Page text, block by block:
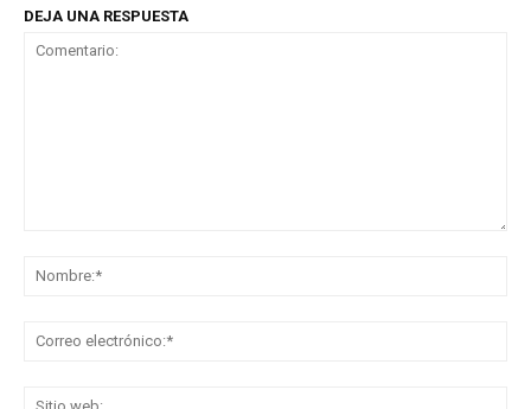
DEJA UNA RESPUESTA